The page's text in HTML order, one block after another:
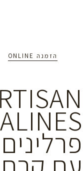
הזמנה ONLINE